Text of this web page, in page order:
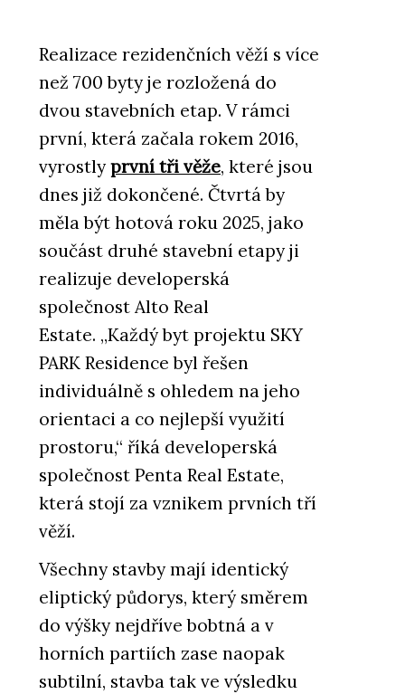
Realizace rezidenčních věží s více
než 700 byty je rozložená do
dvou stavebních etap. V rámci
první, která začala rokem 2016,
vyrostly první tři věže, které jsou
dnes již dokončené. Čtvrtá by
měla být hotová roku 2025, jako
součást druhé stavební etapy ji
realizuje developerská
společnost Alto Real
Estate. „Každý byt projektu SKY
PARK Residence byl řešen
individuálně s ohledem na jeho
orientaci a co nejlepší využití
prostoru,“ říká developerská
společnost Penta Real Estate,
která stojí za vznikem prvních tří
věží.
Všechny stavby mají identický
eliptický půdorys, který směrem
do výšky nejdříve bobtná a v
horních partiích zase naopak
subtilní, stavba tak ve výsledku